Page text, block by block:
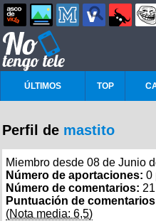
ÚLTIMOS TOP
Perfil de mastito
Miembro desde 08 de Junio
Número de aportaciones: 0
Número de comentarios: 21
Puntuación de
(Nota media: 6,5)